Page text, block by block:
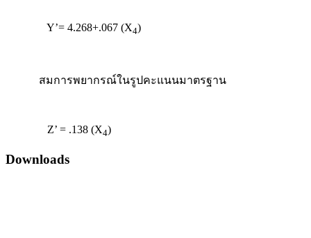
Y’= 4.268+.067 (X4)
สมการพยากรณ์ในรูปคะแนนมาตรฐาน
Z’ = .138 (X4)
Downloads